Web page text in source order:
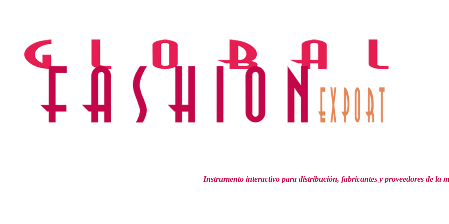
Instrumento interactivo para distribución, fabricantes y proveedores de la